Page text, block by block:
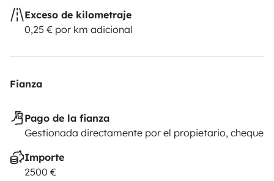
Exceso de kilometraje
0,25 € por km adicional
Fianza
Pago de la fianza
Gestionada directamente por el propietario, cheque
Importe
2500 €